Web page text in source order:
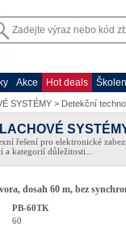
Akce Hot deals
SYSTÉMY > Detekční
řešení pro elektronické
a kategorií důležitosti...
dosah 60 m, bez
PB-60TK
60